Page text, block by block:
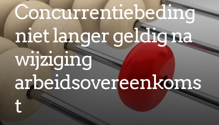
Concurrentiebeding
niet langer geldig na
wijziging
arbeidsovereenkoms
t